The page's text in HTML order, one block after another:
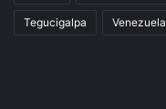
Tegucigalpa Venezuela